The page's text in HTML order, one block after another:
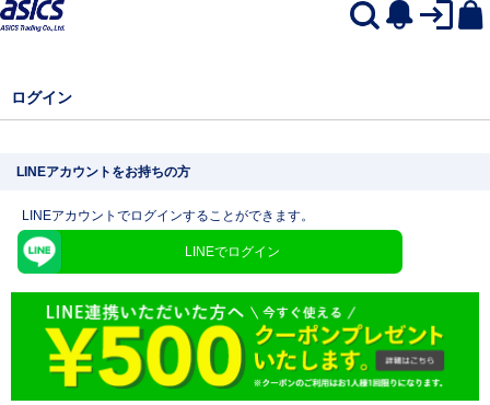
ログイン
LINEアカウントをお持ちの方
LINEアカウントでログインすることができます。
LINEでログイン